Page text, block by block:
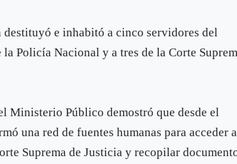
e inhabitó a cinco servidores del
Policía Nacional y a tres de la Corte
Ministerio Público demostró que desde el
una red de fuentes humanas para acceder a
Suprema de Justicia y recopilar